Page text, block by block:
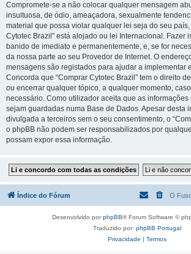
Compromete-se a não colocar qualquer mensagem
insultuosa, de ódio, ameaçadora, sexualmente
material que possa violar qualquer lei seja do seu
Cytotec Brazil” está alojado ou lei Internacional. Fazer
banido de imediato e permanentemente, e, se for
da nossa parte ao seu Provedor de Internet. O
mensagens são registados para ajudar a implementar
Concorda que “Comprar Cytotec Brazil” tem o direito
ou encerrar qualquer tópico, a qualquer momento,
necessário. Como utilizador aceita que as
sejam guardadas numa Base de Dados. Apesar desta
divulgada a terceiros sem o seu consentimento, o
o phpBB não podem ser responsabilizados por
possam expor essa informação.
Índice do Fórum O
Desenvolvido porphpBB® Forum Software ©
Traduzido por: phpBB Portugal
Privacidade | Termos